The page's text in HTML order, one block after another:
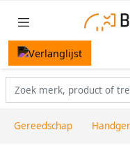
Gereedschap